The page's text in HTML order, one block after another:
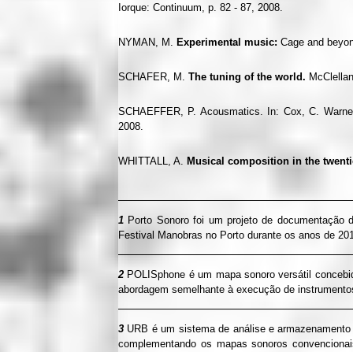
Iorque: Continuum, p. 82 - 87, 2008.
NYMAN, M. Experimental music: Cage and
SCHAFER, M. The tuning of the world.
SCHAEFFER, P. Acousmatics. In: Cox, C.
2008.
WHITTALL, A. Musical composition in the
1 Porto Sonoro foi um projeto de documentação
Festival Manobras no Porto durante os anos de
2 POLISphone é um mapa sonoro versátil
abordagem semelhante à execução de
3 URB é um sistema de análise e
complementando os mapas sonoros